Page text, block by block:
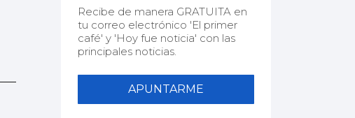
Recibe de manera GRATUITA en
tu correo electrónico 'El primer
café' y 'Hoy fue noticia' con las
principales noticias.
APUNTARME